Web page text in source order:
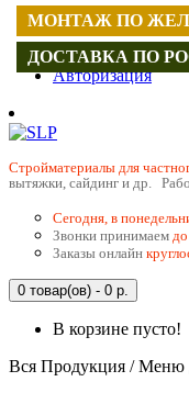
Регистрация
Авторизация
Cтройматериалы для
вытяжки, сайдинг и др.
Сегодня, в
Звонки принимаем
Заказы онлайн
0 товар(ов) - 0 р.
В корзине пусто!
Вся Продукция / Меню
МОНТАЖ ПО
ДОСТАВКА ПО